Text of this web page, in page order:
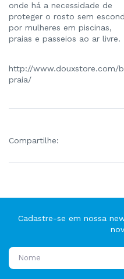
onde há a necessidade de
proteger o rosto sem
por mulheres em piscinas,
praias e passeios ao ar livre.
http://www.douxstore.com/
praia/
Compartilhe:
Cadastre-se em nossa